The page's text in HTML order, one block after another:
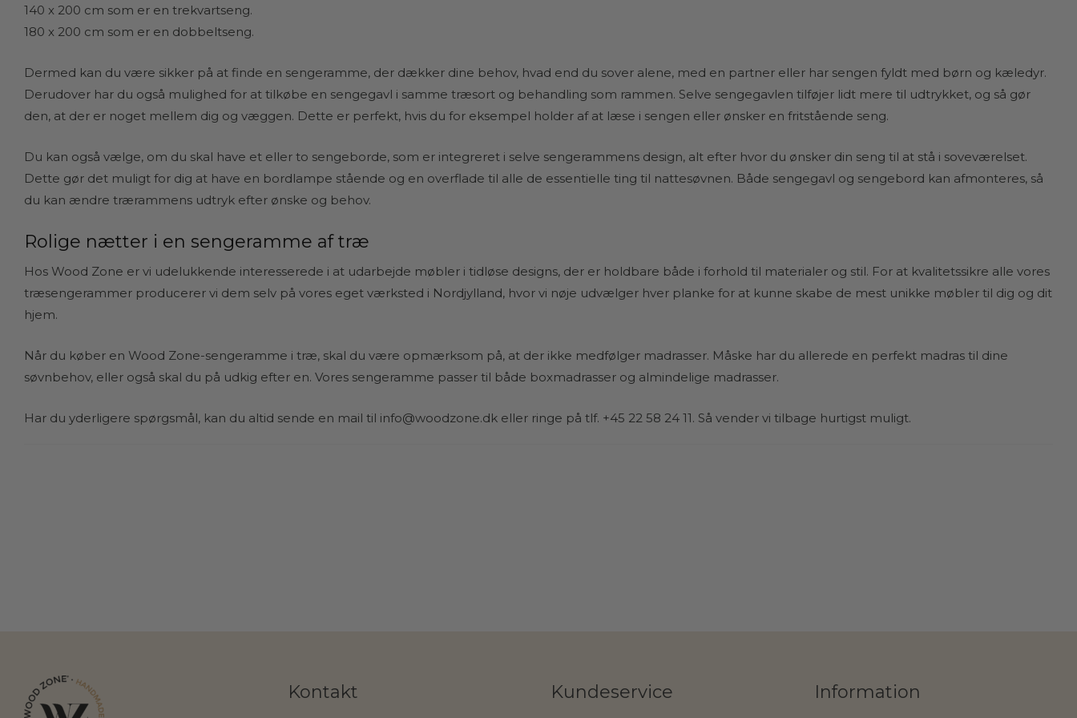
140 x 200 cm som er en trekvartseng.
180 x 200 cm som er en dobbeltseng.
Dermed kan du være sikker på at finde en sengeramme, der dækker dine behov, hvad end du sover alene, med en partner eller har sengen fyldt med børn og kæledyr.
Derudover har du også mulighed for at tilkøbe en sengegavl i samme træsort og behandling som rammen. Selve sengegavlen tilføjer lidt mere til udtrykket, og så gør
den, at der er noget mellem dig og væggen. Dette er perfekt, hvis du for eksempel holder af at læse i sengen eller ønsker en fritstående seng.
Du kan også vælge, om du skal have et eller to sengeborde, som er integreret i selve sengerammens design, alt efter hvor du ønsker din seng til at stå i soveværelset.
Dette gør det muligt for dig at have en bordlampe stående og en overflade til alle de essentielle ting til nattesøvnen. Både sengegavl og sengebord kan afmonteres, så
du kan ændre trærammens udtryk efter ønske og behov.
Rolige nætter i en sengeramme af træ
Hos Wood Zone er vi udelukkende interesserede i at udarbejde møbler i tidløse designs, der er holdbare både i forhold til materialer og stil. For at kvalitetssikre alle vores
træsengerammer producerer vi dem selv på vores eget værksted i Nordjylland, hvor vi nøje udvælger hver planke for at kunne skabe de mest unikke møbler til dig og dit
hjem.
Når du køber en Wood Zone-sengeramme i træ, skal du være opmærksom på, at der ikke medfølger madrasser. Måske har du allerede en perfekt madras til dine
søvnbehov, eller også skal du på udkig efter en. Vores sengeramme passer til både boxmadrasser og almindelige madrasser.
Har du yderligere spørgsmål, kan du altid sende en mail til info@woodzone.dk eller ringe på tlf. +45 22 58 24 11. Så vender vi tilbage hurtigst muligt.
Kontakt Kundeservice Information